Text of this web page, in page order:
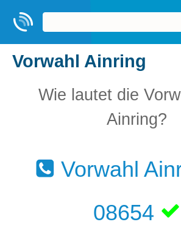
Vorwahl Ainring
Wie lautet die
Ainring?
Vorwahl
08654